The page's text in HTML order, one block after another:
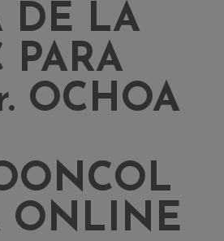
DE LA
PARA
OCHOA
ONLINE